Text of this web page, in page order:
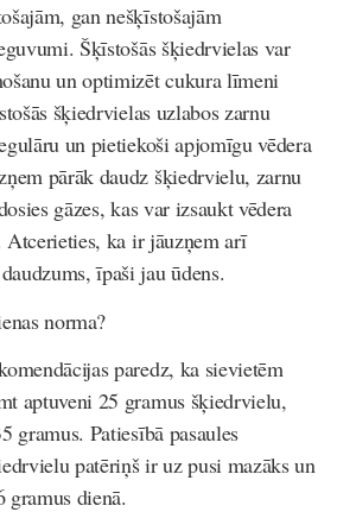
gan nešķīstošajām
Šķīstošās šķiedrvielas var
un optimizēt cukura līmeni
šķiedrvielas uzlabos zarnu
un pietiekoši apjomīgu vēdera
pārāk daudz šķiedrvielu, zarnu
gāzes, kas var izsaukt vēdera
Atcerieties, ka ir jāuzņem arī
īpaši jau ūdens.
norma?
paredz, ka sievietēm
aptuveni 25 gramus šķiedrvielu,
gramus. Patiesībā pasaules
patēriņš ir uz pusi mazāks un
gramus dienā.